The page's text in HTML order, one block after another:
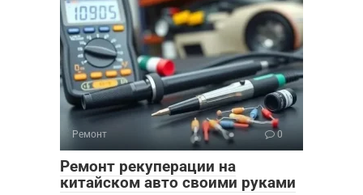
Ремонт 0
Ремонт рекуперации на
китайском авто своими руками